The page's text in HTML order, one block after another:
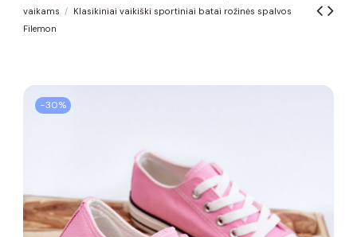
vaikams
Klasikiniai vaikiški sportiniai batai rožinės spalvos
Filemon
−30%